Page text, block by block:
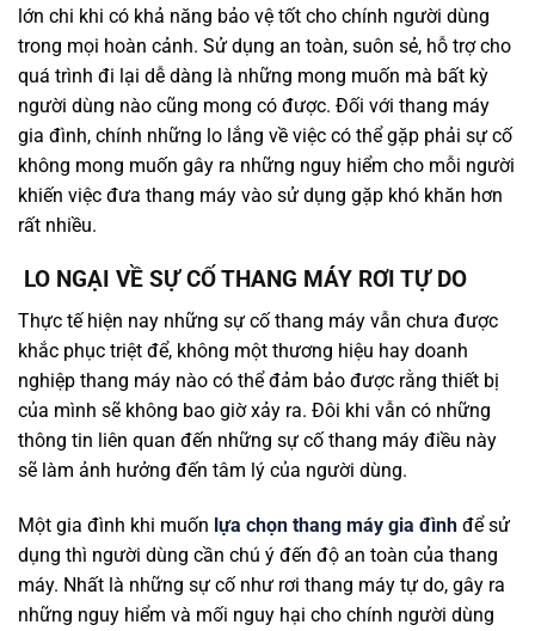
lớn chi khi có khả năng bảo vệ tốt cho chính người dùng
trong mọi hoàn cảnh. Sử dụng an toàn, suôn sẻ, hỗ trợ cho
quá trình đi lại dễ dàng là những mong muốn mà bất kỳ
người dùng nào cũng mong có được. Đối với thang máy
gia đình, chính những lo lắng về việc có thể gặp phải sự cố
không mong muốn gây ra những nguy hiểm cho mỗi người
khiến việc đưa thang máy vào sử dụng gặp khó khăn hơn
rất nhiều.
LO NGẠI VỀ SỰ CỐ THANG MÁY RƠI TỰ DO
Thực tế hiện nay những sự cố thang máy vẫn chưa được
khắc phục triệt để, không một thương hiệu hay doanh
nghiệp thang máy nào có thể đảm bảo được rằng thiết bị
của mình sẽ không bao giờ xảy ra. Đôi khi vẫn có những
thông tin liên quan đến những sự cố thang máy điều này
sẽ làm ảnh hưởng đến tâm lý của người dùng.
Một gia đình khi muốn lựa chọn thang máy gia đình để sử
dụng thì người dùng cần chú ý đến độ an toàn của thang
máy. Nhất là những sự cố như rơi thang máy tự do, gây ra
những nguy hiểm và mối nguy hại cho chính người dùng